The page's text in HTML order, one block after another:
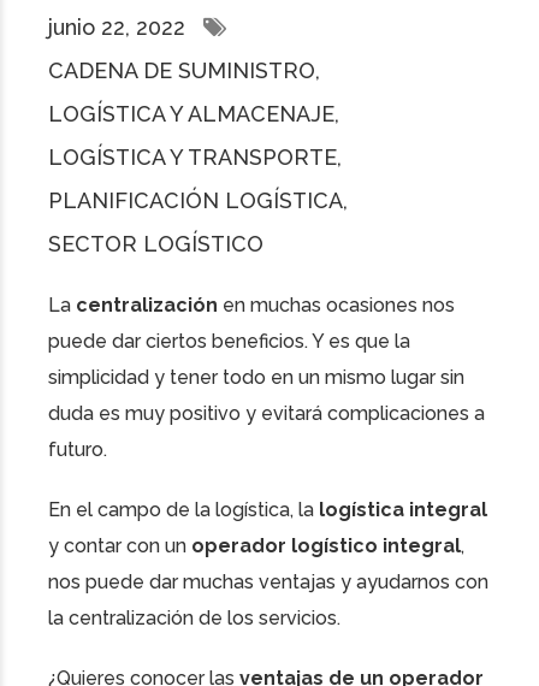
junio 22, 2022
CADENA DE SUMINISTRO
LOGÍSTICA Y ALMACENAJE
LOGÍSTICA Y TRANSPORTE
PLANIFICACIÓN LOGÍSTICA
SECTOR LOGÍSTICO
La centralización en muchas ocasiones nos
puede dar ciertos beneficios. Y es que la
simplicidad y tener todo en un mismo lugar sin
duda es muy positivo y evitará complicaciones a
futuro.
En el campo de la logística, la logística integral
y contar con un operador logístico integral,
nos puede dar muchas ventajas y ayudarnos con
la centralización de los servicios.
¿Quieres conocer las ventajas de un operador